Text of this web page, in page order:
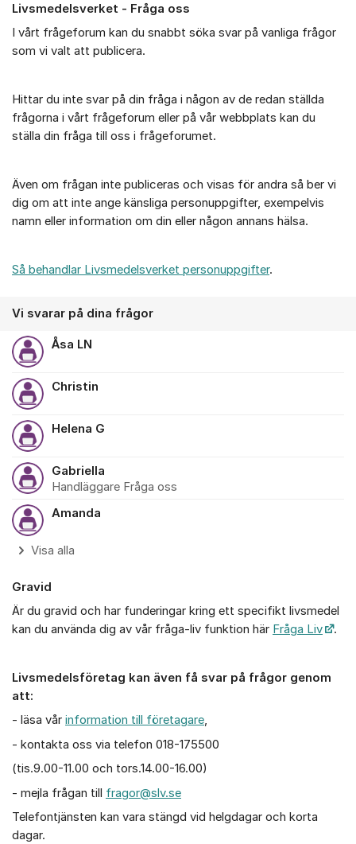
Om forumet
Livsmedelsverket - Fråga oss
I vårt frågeforum kan du snabbt söka svar på vanliga frågor
som vi valt att publicera.
Hittar du inte svar på din fråga i någon av de redan ställda
frågorna i vårt frågeforum eller på vår webbplats kan du
ställa din fråga till oss i frågeforumet.
Även om frågan inte publiceras och visas för andra så ber vi
dig om att inte ange känsliga personuppgifter, exempelvis
namn eller information om din eller någon annans hälsa.
Så behandlar Livsmedelsverket personuppgifter.
Vi svarar på dina frågor
Åsa LN
Christin
Helena G
Gabriella
Handläggare Fråga oss
Amanda
Visa alla
Gravid
Är du gravid och har funderingar kring ett specifikt livsmedel
kan du använda dig av vår fråga-liv funktion här Fråga Liv .
Livsmedelsföretag kan även få svar på frågor genom
att:
- läsa vår information till företagare,
- kontakta oss via telefon 018-175500
(tis.9.00-11.00 och tors.14.00-16.00)
- mejla frågan till fragor@slv.se
Telefontjänsten kan vara stängd vid helgdagar och korta
dagar.